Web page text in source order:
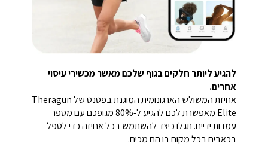
להגיע ליותר חלקים בגוף שלכם מאשר מכשירי עיסוי
אחרים.
אחיזת המשולש הארגונומית המוגנת בפטנט של Theragun
Elite מאפשרת לכם להגיע ל-80% מגופכם עם מספר
עמדות ידיים. תגלו כיצד להשתמש בכל אחיזה כדי לטפל
בכאבים בכל מקום בו הם מכים.